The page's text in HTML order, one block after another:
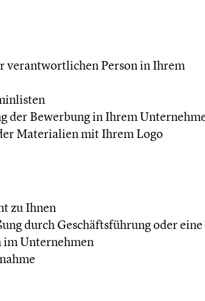
verantwortlichen Person in Ihrem
der Bewerbung in Ihrem
Materialien mit Ihrem Logo
zu Ihnen
durch Geschäftsführung oder eine
Unternehmen